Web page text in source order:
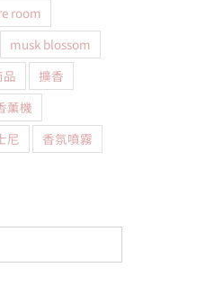
room
musk blossom
擴香
薰機
尼
香氛噴霧